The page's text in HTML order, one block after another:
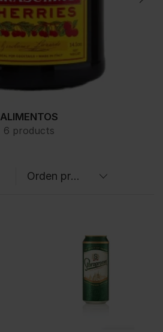
ALIMENTOS
6 products